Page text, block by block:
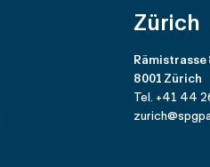
Zürich
Rämistrasse
8001 Zürich
Tel. +41 44